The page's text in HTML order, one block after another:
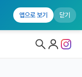
앱으로 보기 닫기